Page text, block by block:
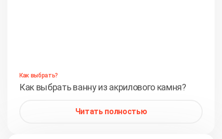
Как выбрать?
Как выбрать ванну из акрилового камня?
Читать полностью